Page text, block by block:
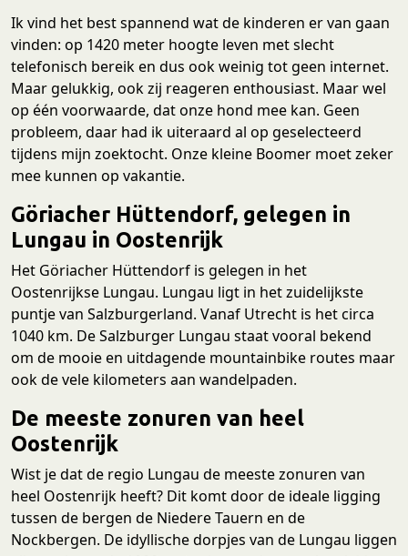
Ik vind het best spannend wat de kinderen er van gaan
vinden: op 1420 meter hoogte leven met slecht
telefonisch bereik en dus ook weinig tot geen internet.
Maar gelukkig, ook zij reageren enthousiast. Maar wel
op één voorwaarde, dat onze hond mee kan. Geen
probleem, daar had ik uiteraard al op geselecteerd
tijdens mijn zoektocht. Onze kleine Boomer moet zeker
mee kunnen op vakantie.
Göriacher Hüttendorf, gelegen in
Lungau in Oostenrijk
Het Göriacher Hüttendorf is gelegen in het
Oostenrijkse Lungau. Lungau ligt in het zuidelijkste
puntje van Salzburgerland. Vanaf Utrecht is het circa
1040 km. De Salzburger Lungau staat vooral bekend
om de mooie en uitdagende mountainbike routes maar
ook de vele kilometers aan wandelpaden.
De meeste zonuren van heel
Oostenrijk
Wist je dat de regio Lungau de meeste zonuren van
heel Oostenrijk heeft? Dit komt door de ideale ligging
tussen de bergen de Niedere Tauern en de
Nockbergen. De idyllische dorpjes van de Lungau liggen